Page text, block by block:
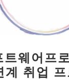
트웨어프
계 취업